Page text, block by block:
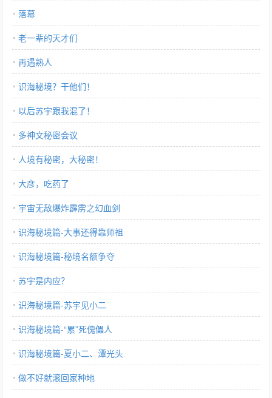
落幕
老一辈的天才们
再遇熟人
识海秘境？干他们！
以后苏宇跟我混了！
多神文秘密会议
人境有秘密，大秘密！
大彦，吃药了
宇宙无敌爆炸霹雳之幻血剑
识海秘境篇-大事还得靠师祖
识海秘境篇-秘境名额争夺
苏宇是内应？
识海秘境篇-苏宇见小二
识海秘境篇-“累”死傀儡人
识海秘境篇-夏小二、潭光头
做不好就滚回家种地